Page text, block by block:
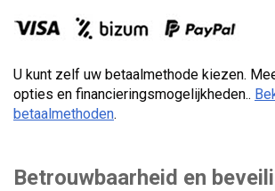
U kunt zelf uw betaalmethode kiezen.
opties en financieringsmogelijkheden..
betaalmethoden.
Betrouwbaarheid en